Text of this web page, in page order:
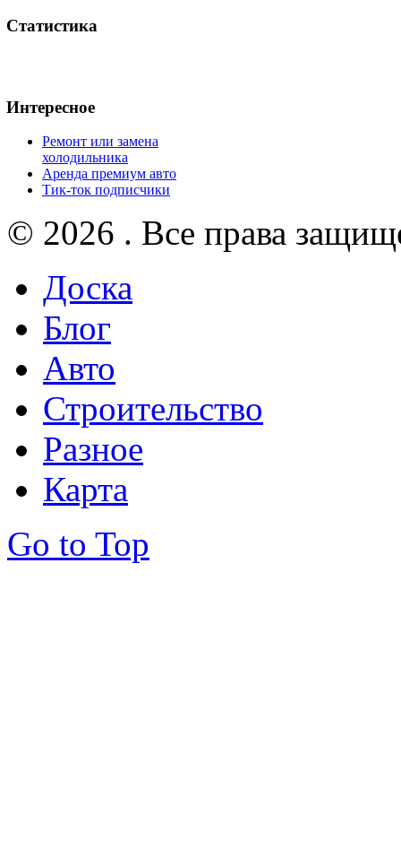
Статистика
Интересное
Ремонт или замена
холодильника
Аренда премиум авто
Тик-ток подписчики
© 2026 . Все права
Доска
Блог
Авто
Строительство
Разное
Карта
Go to Top